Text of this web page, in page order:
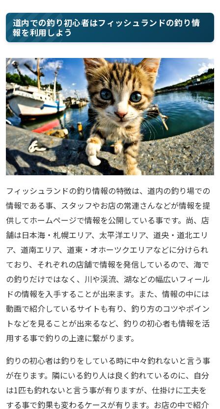
道内での釣り初心者はフィッシュランドの釣り情
報を利用しよう
フィッシュランドの釣り情報の特徴は、道内の釣り場での
情報である事、スタッフやお店の常連さんなどが情報を提
供してホームページで情報を公開している事です。尚、店
舗は日本海・札幌エリア、太平洋エリア、道央・道北エリ
ア、道南エリア、道東・オホーツクエリアなどに分けられ
ており、それぞれの店舗で情報を発信しているので、海で
の釣りだけではなく、川や渓流、湖などの幅広いフィール
ドの情報を入手することが出来ます。また、情報の中には
動画で紹介しているサイトも有り、釣り方のコツやポイン
トなどを見ることが出来るなど、釣りの初心者も情報を活
用する事で釣りの上達に繋がります。
釣りの初心者は釣りをしている時に中々釣れないと言う事
が在ります。隣にいる釣り人は良く釣れているのに、自分
は1匹も釣れないと言う事が有りますが、仕掛けに工夫を
する事で釣果も変わるケースが有ります。お店の中で紹介